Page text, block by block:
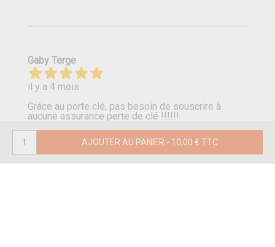
Gaby Terge
il y a 4 mois
Grâce au porte clé, pas besoin de souscrire à
aucune assurance perte de clé !!!!!!
Merci beaucoup pour vos bonnes idées.